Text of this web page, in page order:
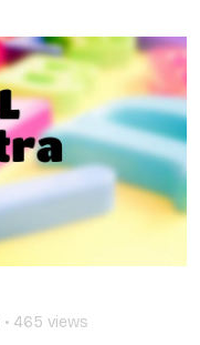
• 465 views